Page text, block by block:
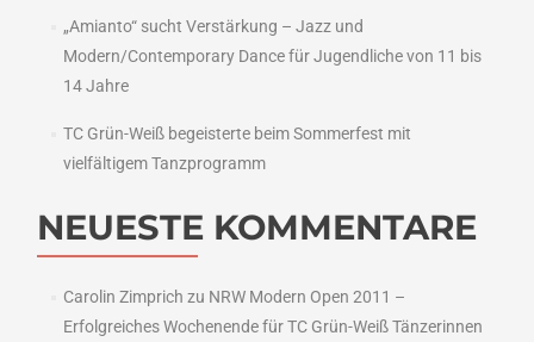
„Amianto“ sucht Verstärkung – Jazz und
Modern/Contemporary Dance für Jugendliche von 11 bis
14 Jahre
TC Grün-Weiß begeisterte beim Sommerfest mit
vielfältigem Tanzprogramm
NEUESTE KOMMENTARE
Carolin Zimprich zu NRW Modern Open 2011 –
Erfolgreiches Wochenende für TC Grün-Weiß Tänzerinnen